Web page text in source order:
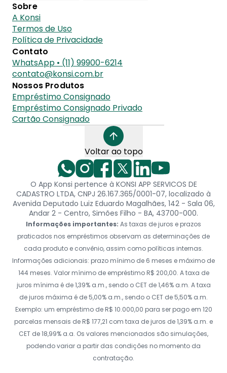
Sobre
A Konsi
Termos de Uso
Política de Privacidade
Contato
WhatsApp • (11) 99900-6214
contato@konsi.com.br
Nossos Produtos
Empréstimo Consignado
Empréstimo Consignado Privado
Cartão Consignado
Voltar ao topo
O App Konsi pertence à KONSI APP SERVICOS DE
CADASTRO LTDA, CNPJ 26.167.365/0001-07, localizado à
Avenida Deputado Luiz Eduardo Magalhães, 142 - Sala 06,
Andar 2 - Centro, Simões Filho - BA, 43700-000.
Informações importantes: As taxas de juros e prazos
praticados nos empréstimos observam as determinações de
cada produto e convênio, assim como políticas internas.
Informações adicionais: prazo mínimo de 6 meses e máximo de
144 meses. Valor mínimo de empréstimo R$ 200,00. A taxa de
juros mínima é de 1,39% a.m., sendo o CET de 1,46% a.m. A taxa
de juros máxima é de 5,00% a.m., sendo o CET de 5,50% a.m.
Exemplo: um empréstimo de R$ 10.000,00 para ser pago em 120
parcelas mensais de R$ 177,21 com taxa de juros de 1,39% a.m. e
CET de 18,99% a.a. Os valores mencionados são simulações,
podendo variar a partir das condições no momento da
contratação.